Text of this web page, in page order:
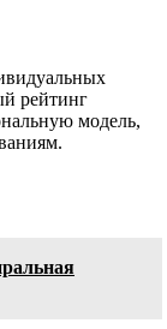
рейтинг
модель,